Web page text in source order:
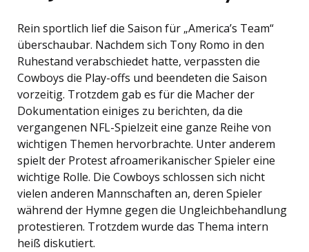
Rein sportlich lief die Saison für „America’s Team“
überschaubar. Nachdem sich Tony Romo in den
Ruhestand verabschiedet hatte, verpassten die
Cowboys die Play-offs und beendeten die Saison
vorzeitig. Trotzdem gab es für die Macher der
Dokumentation einiges zu berichten, da die
vergangenen NFL-Spielzeit eine ganze Reihe von
wichtigen Themen hervorbrachte. Unter anderem
spielt der Protest afroamerikanischer Spieler eine
wichtige Rolle. Die Cowboys schlossen sich nicht
vielen anderen Mannschaften an, deren Spieler
während der Hymne gegen die Ungleichbehandlung
protestieren. Trotzdem wurde das Thema intern
heiß diskutiert.